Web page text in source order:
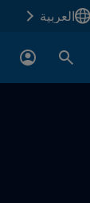
العربية